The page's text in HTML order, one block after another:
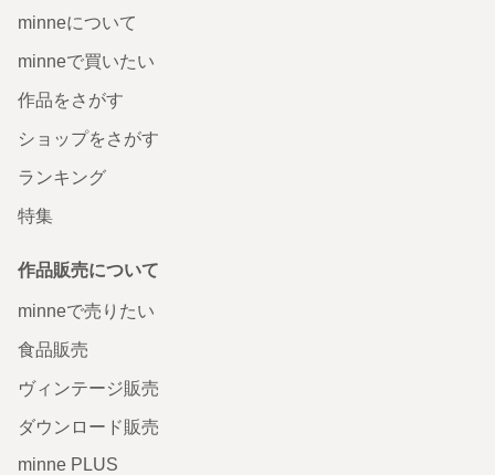
minneについて
minneで買いたい
作品をさがす
ショップをさがす
ランキング
特集
作品販売について
minneで売りたい
食品販売
ヴィンテージ販売
ダウンロード販売
minne PLUS